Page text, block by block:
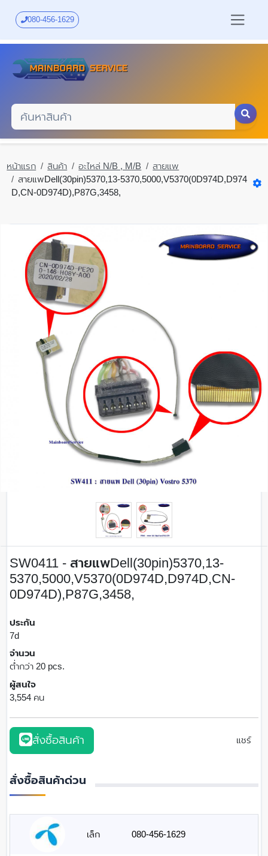
content
080-456-1629
หน้าแรก สินค้า อะไหล่ N/B , M/B
สายแพ
สายแพDell(30pin)5370,13-5370,5000,V5370(0D974D,D974
D,CN-0D974D),P87G,3458,
SW0411 - สายแพDell(30pin)5370,13-
5370,5000,V5370(0D974D,D974D,CN-
0D974D),P87G,3458,
ประกัน
7d
จำนวน
ต่ำกว่า 20 pcs.
ผู้สนใจ
3,554 คน
สั่งซื้อสินค้า แชร์
สั่งซื้อสินค้าด่วน
เล็ก 080-456-1629